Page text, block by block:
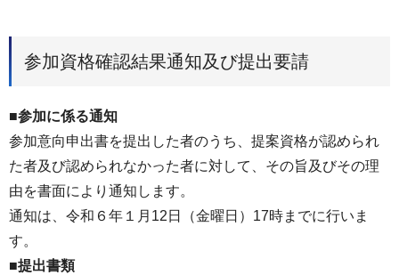
参加資格確認結果通知及び提出要請
■参加に係る通知
参加意向申出書を提出した者のうち、提案資格が認められ
た者及び認められなかった者に対して、その旨及びその理
由を書面により通知します。
通知は、令和６年１月12日（金曜日）17時までに行いま
す。
■提出書類